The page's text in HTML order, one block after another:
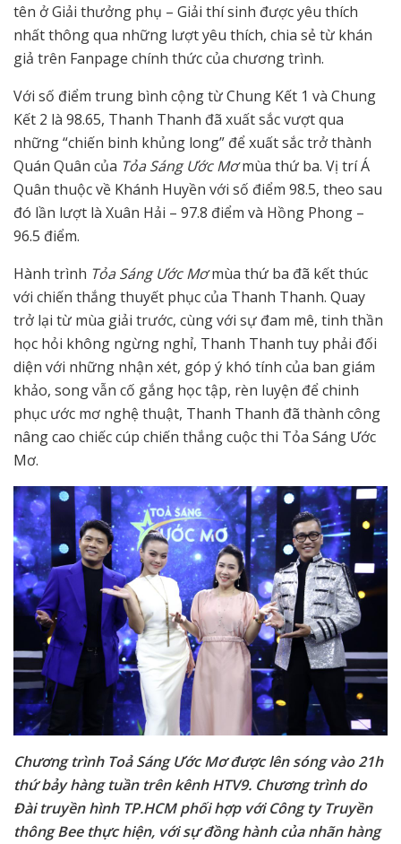
tên ở Giải thưởng phụ – Giải thí sinh được yêu thích
nhất thông qua những lượt yêu thích, chia sẻ từ khán
giả trên Fanpage chính thức của chương trình.
Với số điểm trung bình cộng từ Chung Kết 1 và Chung
Kết 2 là 98.65, Thanh Thanh đã xuất sắc vượt qua
những “chiến binh khủng long” để xuất sắc trở thành
Quán Quân của Tỏa Sáng Ước Mơmùa thứ ba. Vị trí Á
Quân thuộc về Khánh Huyền với số điểm 98.5, theo sau
đó lần lượt là Xuân Hải – 97.8 điểm và Hồng Phong –
96.5 điểm.
Hành trình Tỏa Sáng Ước Mơmùa thứ ba đã kết thúc
với chiến thắng thuyết phục của Thanh Thanh. Quay
trở lại từ mùa giải trước, cùng với sự đam mê, tinh thần
học hỏi không ngừng nghỉ, Thanh Thanh tuy phải đối
diện với những nhận xét, góp ý khó tính của ban giám
khảo, song vẫn cố gắng học tập, rèn luyện để chinh
phục ước mơ nghệ thuật, Thanh Thanh đã thành công
nâng cao chiếc cúp chiến thắng cuộc thi Tỏa Sáng Ước
Mơ.
Chương trình Toả Sáng Ước Mơ được lên sóng vào 21h
thứ bảy hàng tuần trên kênh HTV9. Chương trình do
Đài truyền hình TP.HCM phối hợp với Công ty Truyền
thông Bee thực hiện, với sự đồng hành của nhãn hàng